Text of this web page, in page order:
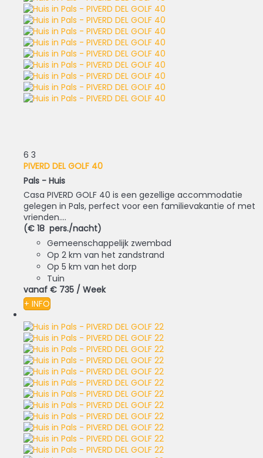
6 3
PIVERD DEL GOLF 40
Pals - Huis
Casa PIVERD GOLF 40 is een gezellige accommodatie
gelegen in Pals, perfect voor een familievakantie of met
vrienden....
(€ 18 pers./nacht)
Gemeenschappelijk zwembad
Op 2 km van het zandstrand
Op 5 km van het dorp
Tuin
vanaf € 735 / Week
+ INFO